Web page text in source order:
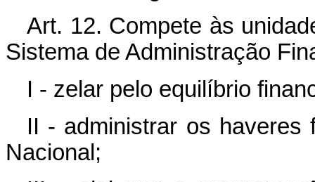
Art. 12. Compete às
Sistema de Administração
I - zelar pelo equilíbrio
II - administrar os haveres
Nacional;